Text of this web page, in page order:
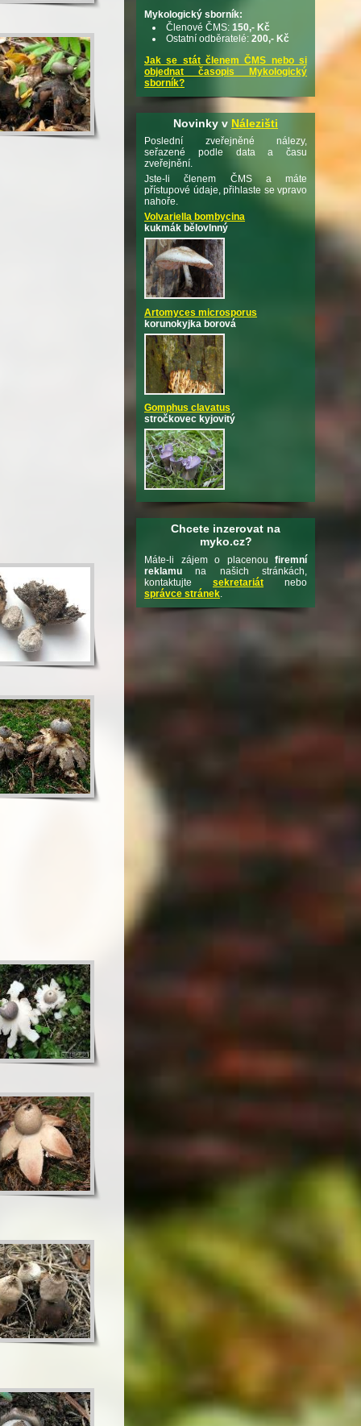
Mykologický sborník:
Členové ČMS: 150,- Kč
Ostatní odběratelé: 200,- Kč
Jak se stát členem ČMS nebo si
objednat časopis Mykologický
sborník?
Novinky v Nálezišti
Poslední zveřejněné nálezy,
seřazené podle data a času
zveřejnění.
Jste-li členem ČMS a máte
přístupové údaje, přihlaste se vpravo
nahoře.
Volvariella bombycina
kukmák bělovlnný
Artomyces microsporus
korunokyjka borová
Gomphus clavatus
stročkovec kyjovitý
Chcete inzerovat na
myko.cz?
Máte-li zájem o placenou firemní
reklamu na našich stránkách,
kontaktujte sekretariát nebo
správce stránek